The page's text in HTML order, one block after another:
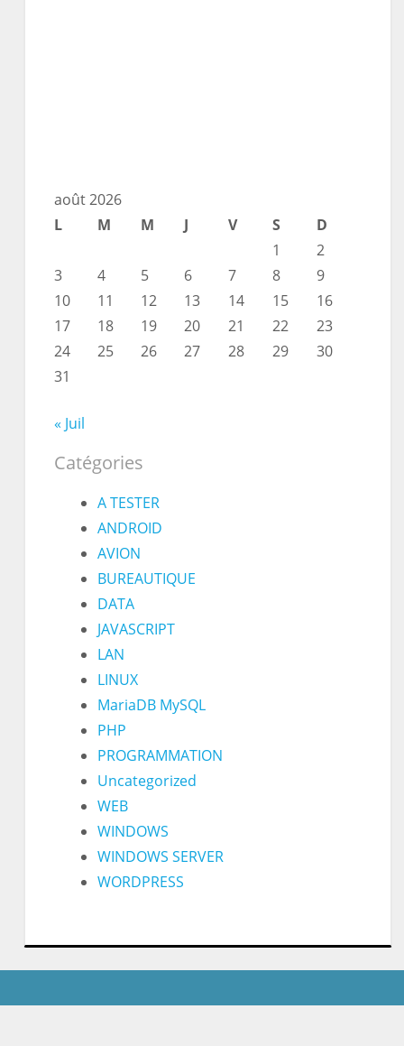
août 2026
L
M M J V S
D
1
2
3
4 5 6 7 8
9
10
11 12 13 14 15
16
17
18 19 20 21 22
23
24
25 26 27 28 29
30
31
« Juil
Catégories
A TESTER
ANDROID
AVION
BUREAUTIQUE
DATA
JAVASCRIPT
LAN
LINUX
MariaDB MySQL
PHP
PROGRAMMATION
Uncategorized
WEB
WINDOWS
WINDOWS SERVER
WORDPRESS